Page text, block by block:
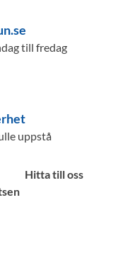
till fredag
uppstå
Hitta till oss